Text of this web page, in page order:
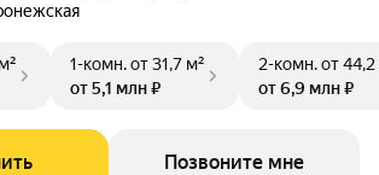
1-комн.от 31,7 м²
от 5,1 млн ₽
2-комн.от 44,2
от 6,9 млн ₽
Позвоните мне